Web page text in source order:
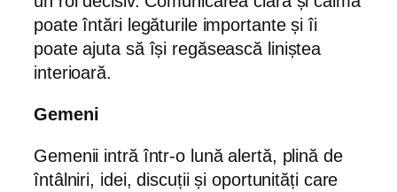
poate întări legăturile importante și îi
poate ajuta să își regăsească liniștea
interioară.
Gemeni
Gemenii intră într-o lună alertă, plină de
întâlniri, idei, discuții și oportunități care